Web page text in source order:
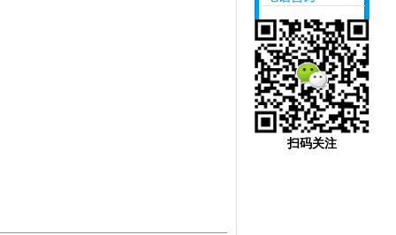
18620544055
扫码关注